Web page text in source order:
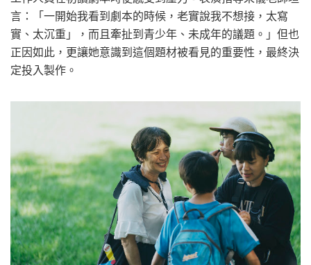
言：「一開始我看到劇本的時候，老實說我不想接，太寫
實、太沉重」，而且牽扯到青少年、未成年的議題。」但也
正因如此，更讓她意識到這個題材被看見的重要性，最終決
定投入製作。